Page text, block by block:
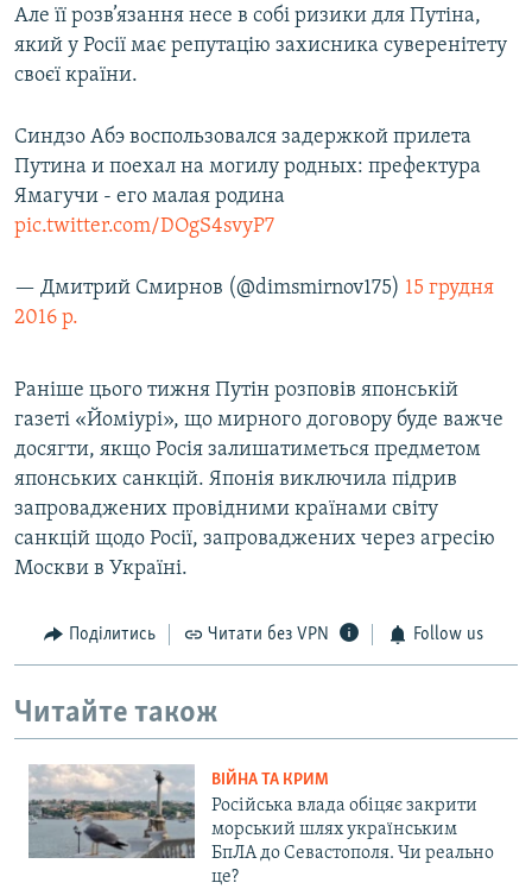
Але її розв’язання несе в собі ризики для Путіна,
який у Росії має репутацію захисника суверенітету
своєї країни.
Синдзо Абэ воспользовался задержкой прилета
Путина и поехал на могилу родных: префектура
Ямагучи - его малая родина
pic.twitter.com/DOgS4svyP7
— Дмитрий Смирнов (@dimsmirnov175) 15 грудня
2016 р.
Раніше цього тижня Путін розповів японській
газеті «Йоміурі», що мирного договору буде важче
досягти, якщо Росія залишатиметься предметом
японських санкцій. Японія виключила підрив
запроваджених провідними країнами світу
санкцій щодо Росії, запроваджених через агресію
Москви в Україні.
Поділитись Читати без VPN Follow us
Читайте також
ВІЙНА ТА КРИМ
Російська влада обіцяє закрити
морський шлях українським
БпЛА до Севастополя. Чи реально
це?